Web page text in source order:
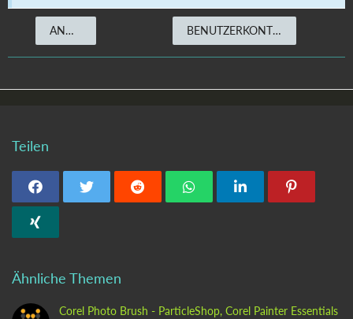
ANMELDEN BENUTZERKONTO ERSTELLEN
Teilen
Ähnliche Themen
Corel Photo Brush - ParticleShop, Corel Painter Essentials